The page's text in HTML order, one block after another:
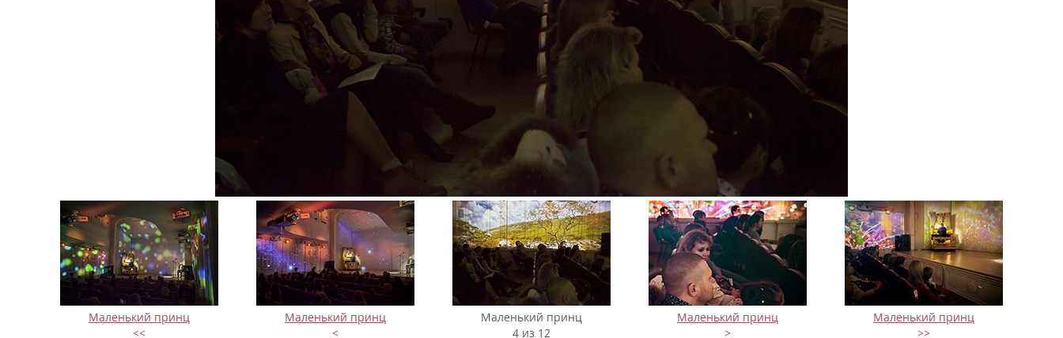
Маленький принц Маленький принц Маленький принц Маленький принц
Маленький принц
<<
< 4 из 12 > >>